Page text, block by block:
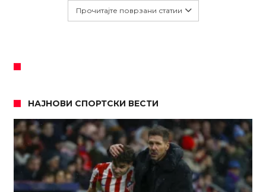
Прочитајте поврзани статии
НАЈНОВИ СПОРТСКИ ВЕСТИ